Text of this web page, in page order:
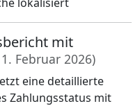
mit
Februar 2026)
eine detaillierte
Zahlungsstatus mit